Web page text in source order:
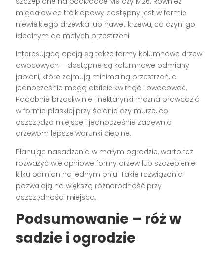
migdałowiec trójklapowy dostępny jest w formie
niewielkiego drzewka lub nawet krzewu, co czyni go
idealnym do małych przestrzeni.
Interesującą opcją są także formy kolumnowe drzew
owocowych – dostępne są kolumnowe odmiany
jabłoni, które zajmują minimalną przestrzeń, a
jednocześnie mogą obficie kwitnąć i owocować.
Podobnie brzoskwinie i nektarynki można prowadzić
w formie płaskiej przy ścianie czy murze, co
oszczędza miejsce i jednocześnie zapewnia
drzewom lepsze warunki cieplne.
Planując nasadzenia w małym ogrodzie, warto też
rozważyć wielopniowe formy drzew lub szczepienie
kilku odmian na jednym pniu. Takie rozwiązania
pozwalają na większą różnorodność przy
oszczędności miejsca.
Podsumowanie – róż w
sadzie i ogrodzie